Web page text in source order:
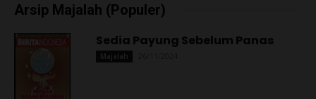
Arsip Majalah (Populer)
Sedia Payung Sebelum Panas
Majalah